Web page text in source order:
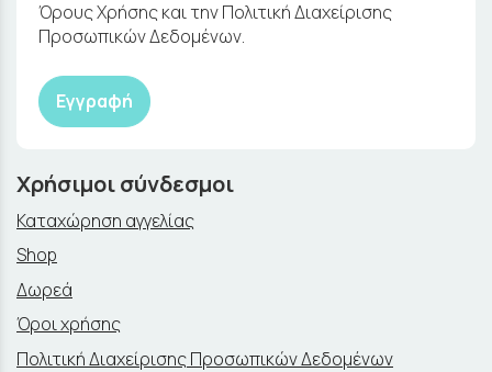
Όρους Χρήσης και την Πολιτική Διαχείρισης
Προσωπικών Δεδομένων.
Εγγραφή
Χρήσιμοι σύνδεσμοι
Καταχώρηση αγγελίας
Shop
Δωρεά
Όροι χρήσης
Πολιτική Διαχείρισης Προσωπικών Δεδομένων